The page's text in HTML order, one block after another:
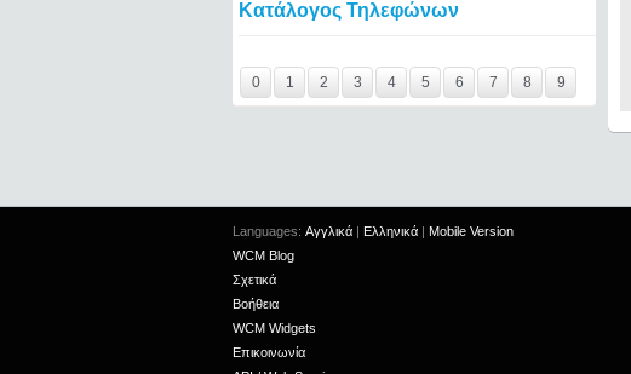
Κατάλογος Τηλεφώνων
0
1 2 3 4 5 6 7 8 9
Languages: Αγγλικά | Ελληνικά | Mobile Version
WCM Blog
Σχετικά
Βοήθεια
WCM Widgets
Επικοινωνία